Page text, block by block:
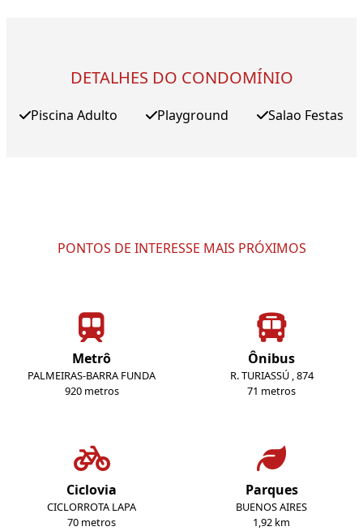
DETALHES DO CONDOMÍNIO
Piscina Adulto Playground Salao Festas
PONTOS DE INTERESSE MAIS PRÓXIMOS
Metrô
PALMEIRAS-BARRA FUNDA
920 metros
Ônibus
R. TURIASSÚ , 874
71 metros
Ciclovia
CICLORROTA LAPA
70 metros
Parques
BUENOS AIRES
1,92 km